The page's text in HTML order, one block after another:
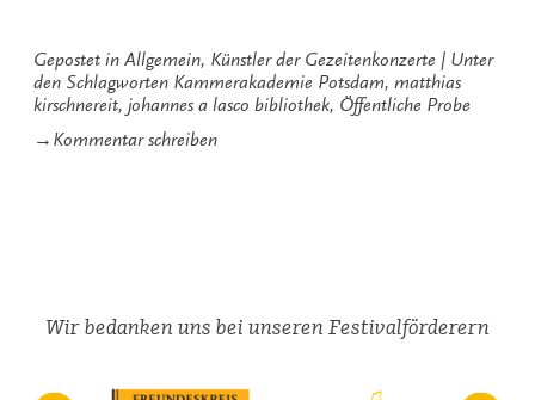
Gepostet in Allgemein, Künstler der Gezeitenkonzerte
Unter
den Schlagworten Kammerakademie Potsdam, matthias
kirschnereit, johannes a lasco bibliothek, Öffentliche Probe
→ Kommentar schreibenzu
Wir bedanken uns bei unseren Festivalförderern